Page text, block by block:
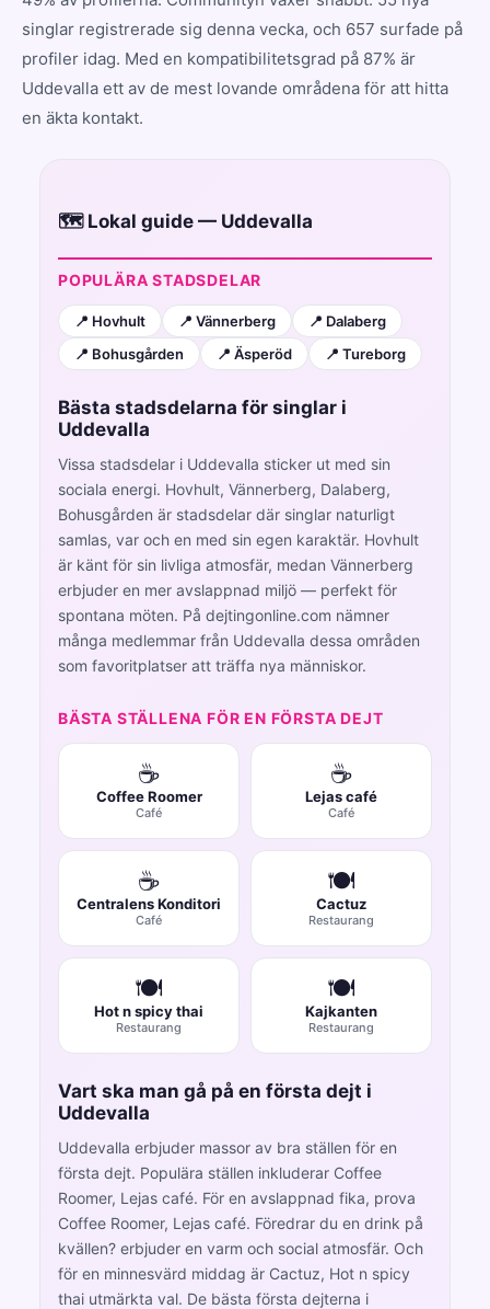
singlar registrerade sig denna vecka, och 657 surfade på
profiler idag. Med en kompatibilitetsgrad på 87% är
Uddevalla ett av de mest lovande områdena för att hitta
en äkta kontakt.
🗺️ Lokal guide — Uddevalla
POPULÄRA STADSDELAR
📍 Hovhult 📍 Vännerberg
📍 Dalaberg
📍 Bohusgården
📍 Äsperöd 📍 Tureborg
Bästa stadsdelarna för singlar i
Uddevalla
Vissa stadsdelar i Uddevalla sticker ut med sin
sociala energi. Hovhult, Vännerberg, Dalaberg,
Bohusgården är stadsdelar där singlar naturligt
samlas, var och en med sin egen karaktär. Hovhult
är känt för sin livliga atmosfär, medan Vännerberg
erbjuder en mer avslappnad miljö — perfekt för
spontana möten. På dejtingonline.com nämner
många medlemmar från Uddevalla dessa områden
som favoritplatser att träffa nya människor.
BÄSTA STÄLLENA FÖR EN FÖRSTA DEJT
☕
Coffee Roomer
Café
☕
Lejas café
Café
☕
Centralens Konditori
Café
🍽️
Cactuz
Restaurang
🍽️
Hot n spicy thai
Restaurang
🍽️
Kajkanten
Restaurang
Vart ska man gå på en första dejt i
Uddevalla
Uddevalla erbjuder massor av bra ställen för en
första dejt. Populära ställen inkluderar Coffee
Roomer, Lejas café. För en avslappnad fika, prova
Coffee Roomer, Lejas café. Föredrar du en drink på
kvällen? erbjuder en varm och social atmosfär. Och
för en minnesvärd middag är Cactuz, Hot n spicy
thai utmärkta val. De bästa första dejterna i